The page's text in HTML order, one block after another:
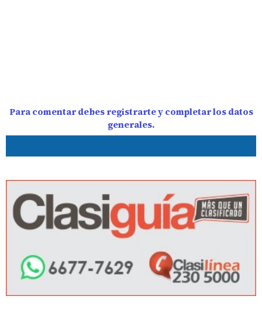
Para comentar debes registrarte y completar los datos
generales.